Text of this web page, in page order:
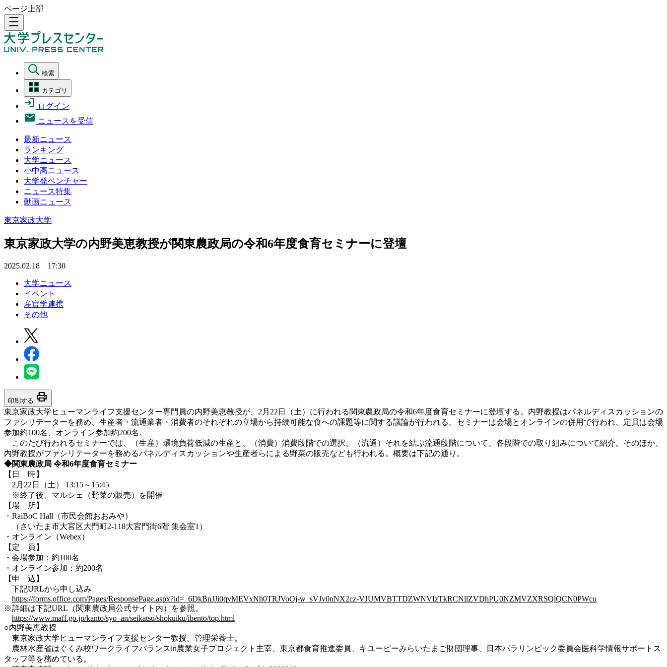
ページ上部
density_medium
検索
カテゴリ
ログイン
ニュースを受信
最新ニュース
ランキング
大学ニュース
小中高ニュース
大学発ベンチャー
ニュース特集
動画ニュース
東京家政大学
東京家政大学の内野美恵教授が関東農政局の令和6年度食育セミナーに登壇
2025.02.18 17:30
大学ニュース
イベント
産官学連携
その他
印刷する print
東京家政大学ヒューマンライフ支援センター専門員の内野美恵教授が、2月22日（土）に行われる関東農政局の令和6年度食育セミナーに登壇する。内野教授はパネルディスカッションの
ファシリテーターを務め、生産者・流通業者・消費者のそれぞれの立場から持続可能な食への課題等に関する議論が行われる。セミナーは会場とオンラインの併用で行われ、定員は会場
参加約100名、オンライン参加約200名。
このたび行われるセミナーでは、（生産）環境負荷低減の生産と、（消費）消費段階での選択、（流通）それを結ぶ流通段階について、各段階での取り組みについて紹介。そのほか、
内野教授がファシリテーターを務めるパネルディスカッションや生産者らによる野菜の販売なども行われる。概要は下記の通り。
◆関東農政局 令和6年度食育セミナー
【日 時】
2月22日（土） 13:15～15:45
※終了後、マルシェ（野菜の販売）を開催
【場 所】
・RaiBoC Hall（市民会館おおみや）
（さいたま市大宮区大門町2-118大宮門街6階 集会室1）
・オンライン（Webex）
【定 員】
・会場参加：約100名
・オンライン参加：約200名
【申 込】
下記URLから申し込み
https://forms.office.com/Pages/ResponsePage.aspx?id=_6DkBnJJi0qvMEVxNh0TRJVoOj-w_sVJv0nNX2cz-VJUMVBTTDZWNVIzTkRCNllZVDhPU0NZMVZXRSQlQCN0PWcu
※詳細は下記URL（関東農政局公式サイト内）を参照。
https://www.maff.go.jp/kanto/syo_an/seikatsu/shokuiku/ibento/top.html
○内野美恵教授
東京家政大学ヒューマンライフ支援センター教授。管理栄養士。
農林水産省はぐくみ校ワークライフバランスin農業女子プロジェクト主宰、東京都食育推進委員、キユーピーみらいたまご財団理事、日本パラリンピック委員会医科学情報サポートス
タッフ等を務めている。